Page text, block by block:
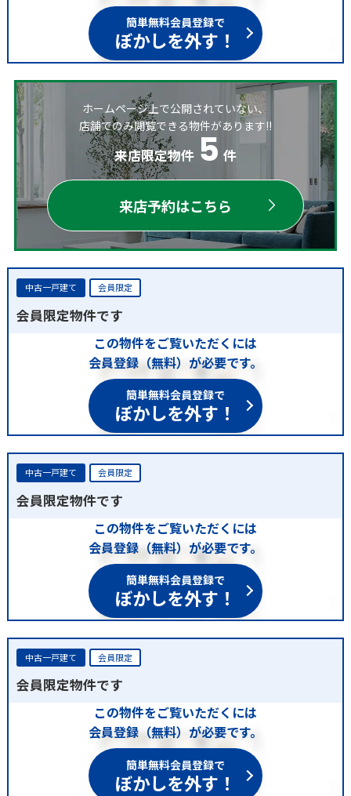
簡単無料会員登録で
ぼかしを外す！
ホームページ上で公開されていない、
店舗でのみ閲覧できる物件があります!!
来店限定物件 5 件
来店予約はこちら
中古一戸建て 会員限定
会員限定物件です
この物件をご覧いただくには
会員登録（無料）が必要です。
簡単無料会員登録で
ぼかしを外す！
中古一戸建て 会員限定
会員限定物件です
この物件をご覧いただくには
会員登録（無料）が必要です。
簡単無料会員登録で
ぼかしを外す！
中古一戸建て 会員限定
会員限定物件です
この物件をご覧いただくには
会員登録（無料）が必要です。
簡単無料会員登録で
ぼかしを外す！